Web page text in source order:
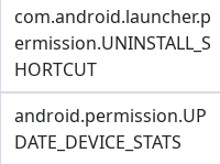
com.android.launcher.p
ermission.UNINSTALL_S
HORTCUT
android.permission.UP
DATE_DEVICE_STATS